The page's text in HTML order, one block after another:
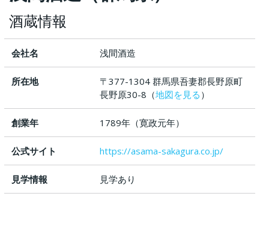
酒蔵情報
会社名 浅間酒造
所在地
〒377-1304 群馬県吾妻郡長野原町
長野原30-8（地図を見る ）
創業年 1789年（寛政元年）
公式サイト https://asama-sakagura.co.jp/
見学情報 見学あり